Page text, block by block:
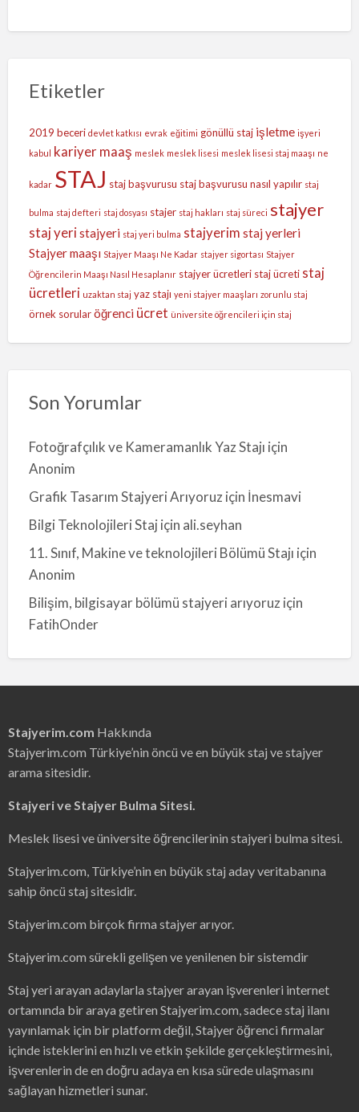
Etiketler
2019 beceri devlet katkısı evrak eğitimi gönüllü staj işletme işyeri
kabul kariyer maaş meslek meslek lisesi meslek lisesi staj maaşı ne
kadar STAJ staj başvurusu staj başvurusu nasıl yapılır staj
bulma staj defteri staj dosyası stajer staj hakları staj süreci stajyer
staj yeri stajyeri staj yeri bulma stajyerim staj yerleri
Stajyer maaşı Stajyer Maaşı Ne Kadar stajyer sigortası Stajyer
Öğrencilerin Maaşı Nasıl Hesaplanır stajyer ücretleri staj ücreti staj
ücretleri uzaktan staj yaz stajı yeni stajyer maaşları zorunlu staj
örnek sorular öğrenci ücret üniversite öğrencileri için staj
Son Yorumlar
Fotoğrafçılık ve Kameramanlık Yaz Stajı için
Anonim
Grafik Tasarım Stajyeri Arıyoruziçin İnesmavi
Bilgi Teknolojileri Staj için ali.seyhan
11. Sınıf, Makine ve teknolojileri Bölümü Stajı için
Anonim
Bilişim, bilgisayar bölümü stajyeri arıyoruziçin
FatihOnder
Stajyerim.com Hakkında
Stajyerim.com Türkiye’nin öncü ve en büyük staj ve stajyer
arama sitesidir.
Stajyeri ve Stajyer Bulma Sitesi.
Meslek lisesi ve üniversite öğrencilerinin stajyeri bulma sitesi.
Stajyerim.com, Türkiye’nin en büyük staj aday veritabanına
sahip öncü staj sitesidir.
Stajyerim.com birçok firma stajyer arıyor.
Stajyerim.com sürekli gelişen ve yenilenen bir sistemdir
Staj yeri arayan adaylarla stajyer arayan işverenleri internet
ortamında bir araya getiren Stajyerim.com, sadece staj ilanı
yayınlamak için bir platform değil, Stajyer öğrenci firmalar
içinde isteklerini en hızlı ve etkin şekilde gerçekleştirmesini,
işverenlerin de en doğru adaya en kısa sürede ulaşmasını
sağlayan hizmetleri sunar.